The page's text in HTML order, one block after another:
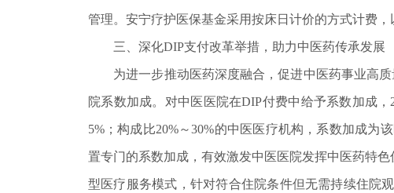
管理。安宁疗护医保基金采用按床日计价的方式计费
三、深化DIP支付改革举措，助力中医药传承发展
为进一步推动医药深度融合，促进中医药事业高质
院系数加成。对中医医院在DIP付费中给予系数加成
5%；构成比20%～30%的中医医疗机构，系数加成为
置专门的系数加成，有效激发中医医院发挥中医药特
型医疗服务模式，针对符合住院条件但无需持续住院